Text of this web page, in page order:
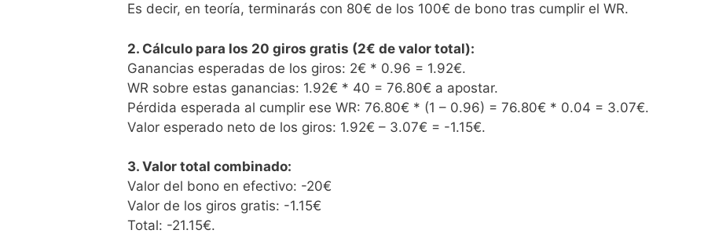
Es decir, en teoría, terminarás con 80€ de los 100€ de bono tras cumplir el WR.
2. Cálculo para los 20 giros gratis (2€ de valor total):
Ganancias esperadas de los giros: 2€ * 0.96 = 1.92€.
WR sobre estas ganancias: 1.92€ * 40 = 76.80€ a apostar.
Pérdida esperada al cumplir ese WR: 76.80€ * (1 – 0.96) = 76.80€ * 0.04 = 3.07€.
Valor esperado neto de los giros: 1.92€ – 3.07€ = -1.15€.
3. Valor total combinado:
Valor del bono en efectivo: -20€
Valor de los giros gratis: -1.15€
Total: -21.15€.